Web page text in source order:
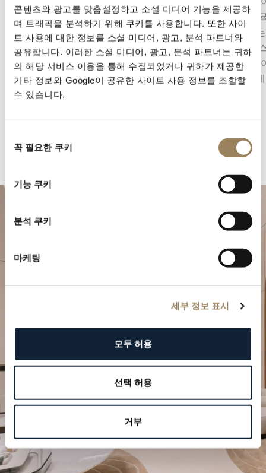
콘텐츠와 광고를 맞춤설정하고 소셜 미디어 기능을 제공하
며 트래픽을 분석하기 위해 쿠키를 사용합니다. 또한 사이
트 사용에 대한 정보를 소셜 미디어, 광고, 분석 파트너와
공유합니다. 이러한 소셜 미디어, 광고, 분석 파트너는 귀하
의 해당 서비스 이용을 통해 수집되었거나 귀하가 제공한
기타 정보와 Google이 공유한 사이트 사용 정보를 조합할
수 있습니다.
꼭 필요한 쿠키
기능 쿠키
분석 쿠키
마케팅
세부 정보 표시
모두 허용
선택 허용
거부
딩해야 하기 전까지 남아 있는 동력의 양을 표시
합니다. 이를 통해 배럴에 저장된 에너지를 확인
할 수 있으며, 다이얼 위에서 기계적 상태를 직관
적으로 읽을 수 있도록 해줍니다.
용은 레
보정하
와 밸런
구조로,
컴플리
특별한 순간을 계획하세요
브레게의 시계 작품을 부티크에서 만나보십시오.
방문 예약하기